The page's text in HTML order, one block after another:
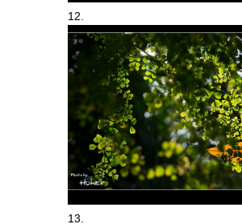
12.
13.